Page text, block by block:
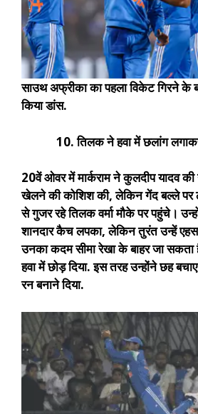
साउथ अफ्रीका का पहला विकेट गिरने के
किया डांस.
10. तिलक ने हवा में छलांग
20वें ओवर में मार्कराम ने कुलदीप यादव की
खेलने की कोशिश की, लेकिन गेंद बल्ले
से गुजर रहे तिलक वर्मा मौके पर पहुंचे।
शानदार कैच लपका, लेकिन तुरंत उन्हें
उनका कदम सीमा रेखा के बाहर जा
हवा में छोड़ दिया. इस तरह उन्होंने छह
रन बनाने दिया.